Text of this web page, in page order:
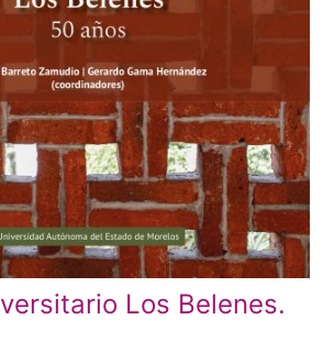
Los Belenes.